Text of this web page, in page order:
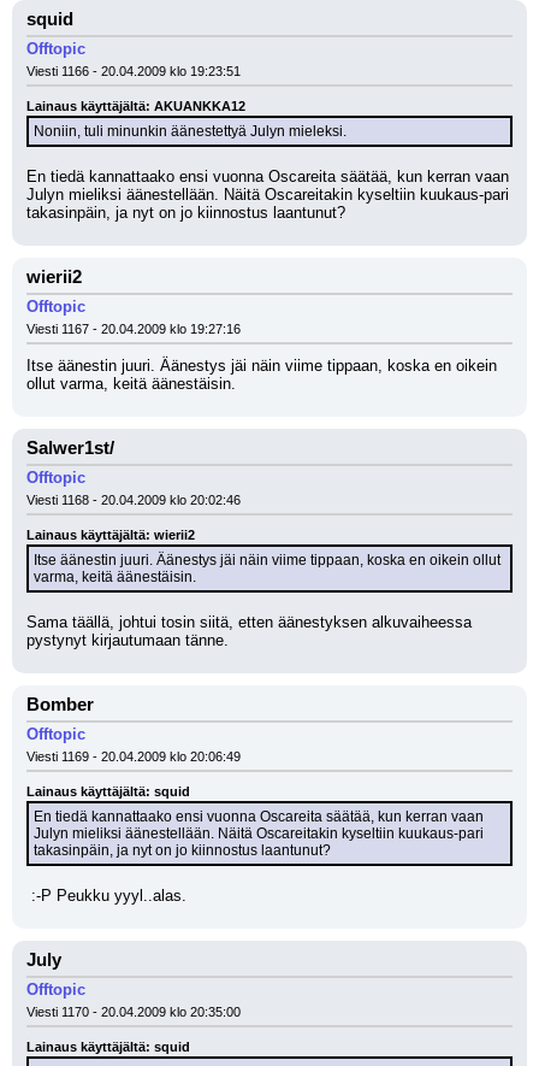
squid
Offtopic
Viesti 1166 - 20.04.2009 klo 19:23:51
Lainaus käyttäjältä: AKUANKKA12
Noniin, tuli minunkin äänestettyä Julyn mieleksi.
En tiedä kannattaako ensi vuonna Oscareita säätää, kun kerran vaan
Julyn mieliksi äänestellään. Näitä Oscareitakin kyseltiin kuukaus-pari
takasinpäin, ja nyt on jo kiinnostus laantunut?
wierii2
Offtopic
Viesti 1167 - 20.04.2009 klo 19:27:16
Itse äänestin juuri. Äänestys jäi näin viime tippaan, koska en oikein
ollut varma, keitä äänestäisin.
Salwer1st/
Offtopic
Viesti 1168 - 20.04.2009 klo 20:02:46
Lainaus käyttäjältä: wierii2
Itse äänestin juuri. Äänestys jäi näin viime tippaan, koska en oikein ollut
varma, keitä äänestäisin.
Sama täällä, johtui tosin siitä, etten äänestyksen alkuvaiheessa
pystynyt kirjautumaan tänne.
Bomber
Offtopic
Viesti 1169 - 20.04.2009 klo 20:06:49
Lainaus käyttäjältä: squid
En tiedä kannattaako ensi vuonna Oscareita säätää, kun kerran vaan
Julyn mieliksi äänestellään. Näitä Oscareitakin kyseltiin kuukaus-pari
takasinpäin, ja nyt on jo kiinnostus laantunut?
:-P Peukku yyyl..alas.
July
Offtopic
Viesti 1170 - 20.04.2009 klo 20:35:00
Lainaus käyttäjältä: squid